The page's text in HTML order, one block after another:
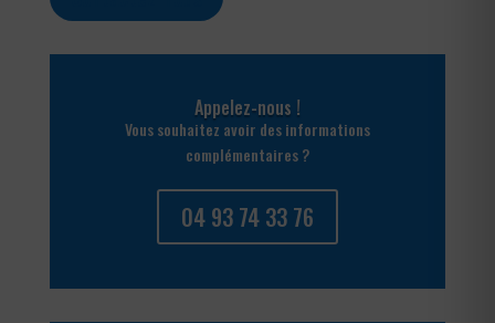
Appelez-nous !
Vous souhaitez avoir des informations
complémentaires ?
04 93 74 33 76